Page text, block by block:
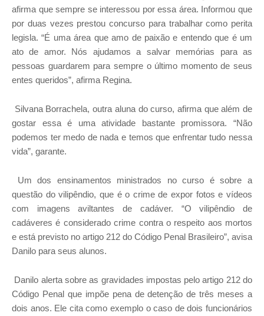
afirma que sempre se interessou por essa área. Informou que
por duas vezes prestou concurso para trabalhar como perita
legisla. “É uma área que amo de paixão e entendo que é um
ato de amor. Nós ajudamos a salvar memórias para as
pessoas guardarem para sempre o último momento de seus
entes queridos”, afirma Regina.
Silvana Borrachela, outra aluna do curso, afirma que além de
gostar essa é uma atividade bastante promissora. “Não
podemos ter medo de nada e temos que enfrentar tudo nessa
vida”, garante.
Um dos ensinamentos ministrados no curso é sobre a
questão do vilipêndio, que é o crime de expor fotos e vídeos
com imagens aviltantes de cadáver. “O vilipêndio de
cadáveres é considerado crime contra o respeito aos mortos
e está previsto no artigo 212 do Código Penal Brasileiro”, avisa
Danilo para seus alunos.
Danilo alerta sobre as gravidades impostas pelo artigo 212 do
Código Penal que impõe pena de detenção de três meses a
dois anos. Ele cita como exemplo o caso de dois funcionários